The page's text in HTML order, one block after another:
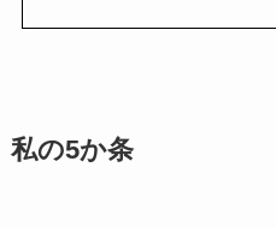
私の5か条